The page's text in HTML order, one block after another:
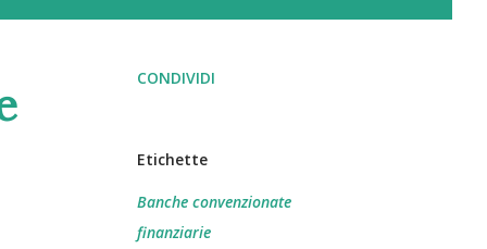
CONDIVIDI
Etichette
Banche convenzionate
finanziarie